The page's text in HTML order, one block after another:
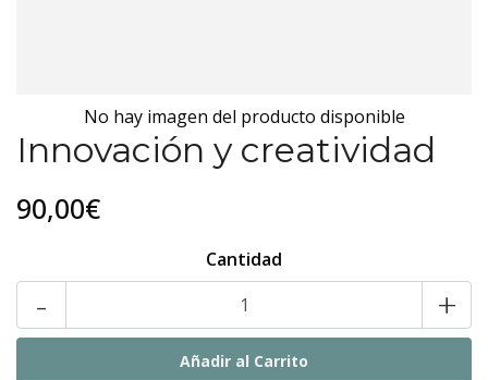
No hay imagen del producto disponible
Innovación y creatividad
90,00€
Cantidad
- +